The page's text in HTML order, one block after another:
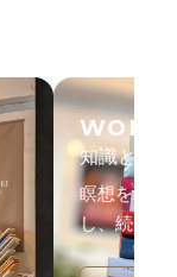
知識と体
瞑想を理論
し、続ける
す。